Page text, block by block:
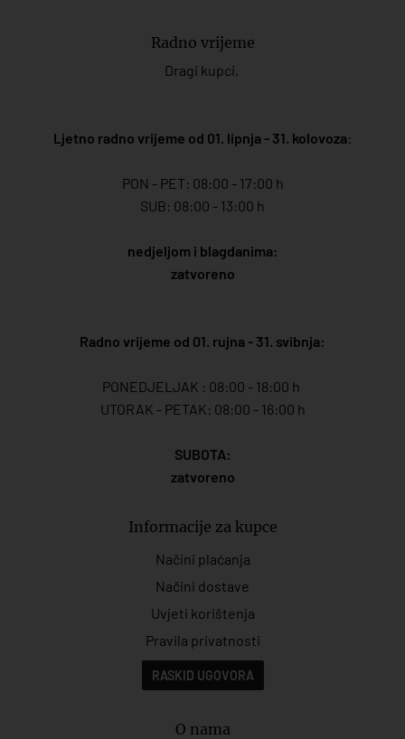
Radno vrijeme
Dragi kupci,
Ljetno radno vrijeme od 01. lipnja - 31. kolovoza:
PON - PET: 08:00 - 17:00 h
SUB: 08:00 - 13:00 h
nedjeljom i blagdanima:
zatvoreno
Radno vrijeme od 01. rujna - 31. svibnja:
PONEDJELJAK : 08:00 - 18:00 h
UTORAK - PETAK: 08:00 - 16:00 h
SUBOTA:
zatvoreno
Informacije za kupce
Načini plaćanja
Načini dostave
Uvjeti korištenja
Pravila privatnosti
RASKID UGOVORA
O nama